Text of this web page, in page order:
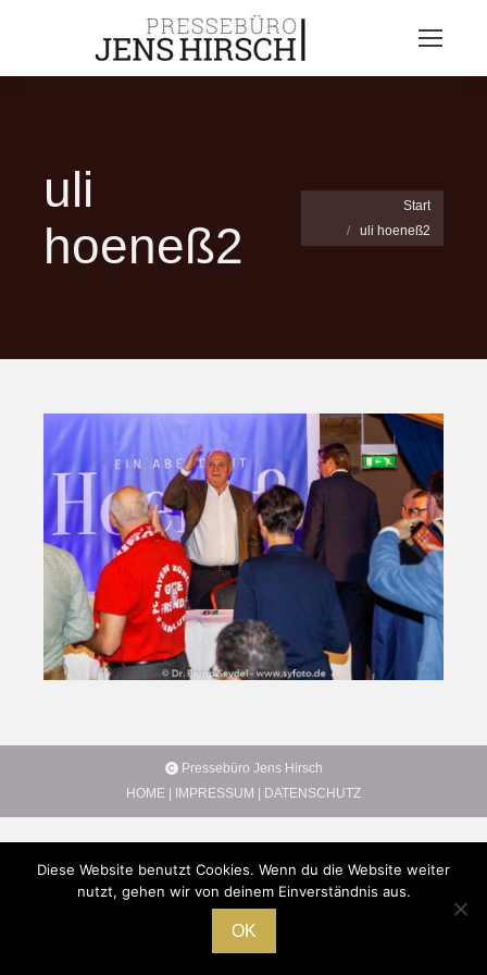
uli
hoeneß2
Sie befinden sich hier:
Start
uli hoeneß2
Pressebüro Jens Hirsch
HOME
IMPRESSUM DATENSCHUTZ
Diese Website benutzt Cookies. Wenn du die Website weiter
nutzt, gehen wir von deinem Einverständnis aus.
OK